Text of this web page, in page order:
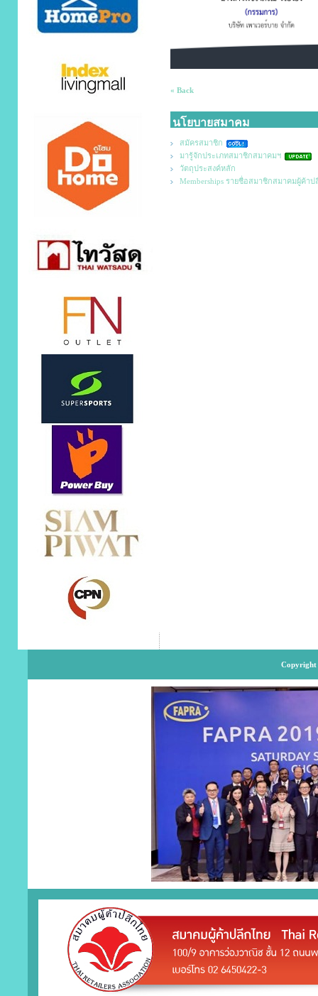
« Back
นโยบายสมาคม
สมัครสมาชิก
มารู้จักประเภทสมาชิกสมาคมฯ
วัตถุประสงค์หลัก
Memberships รายชื่อสมาชิกสมาคมผู้ค้าป
Copyright